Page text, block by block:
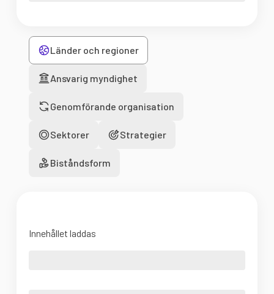
Länder och regioner
Ansvarig myndighet
Genomförande organisation
Sektorer Strategier
Biståndsform
Innehållet laddas